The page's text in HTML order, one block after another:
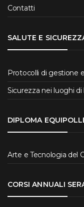
Contatti
SALUTE E
Protocolli di gestione
Sicurezza nei luoghi di
DIPLOMA
Arte e Tecnologia del
CORSI ANNUALI